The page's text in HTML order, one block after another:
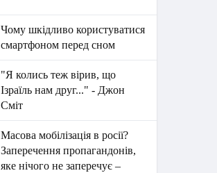
Чому шкідливо користуватися
смартфоном перед сном
"Я колись теж вірив, що
Ізраїль нам друг..." - Джон
Сміт
Масова мобілізація в росії?
Заперечення пропагандонів,
яке нічого не заперечує –